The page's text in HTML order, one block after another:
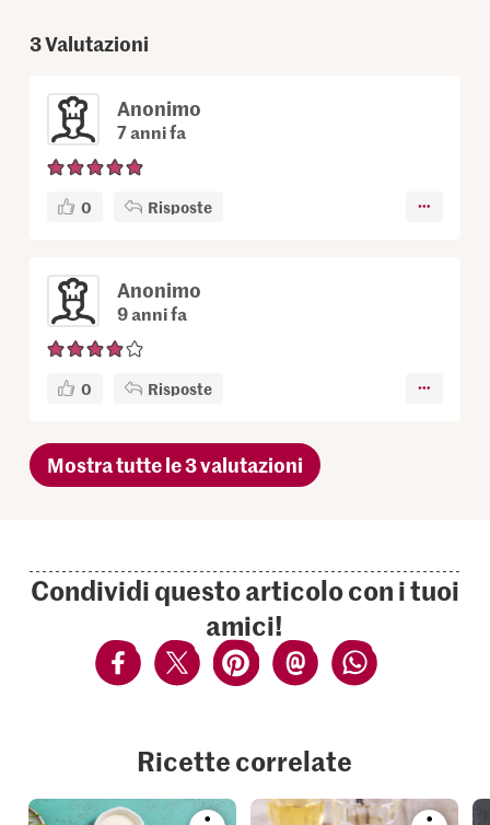
3Valutazioni
Anonimo
7 anni fa
0 Risposte
Anonimo
9 anni fa
0 Risposte
Mostra tutte le 3 valutazioni
Condividi questo articolo con i tuoi
amici!
Ricette correlate